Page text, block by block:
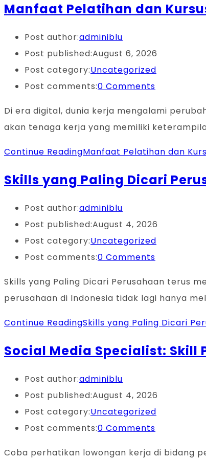
Manfaat Pelatihan dan
Post author:adminiblu
Post published:August 6, 2026
Post category:Uncategorized
Post comments:0 Comments
Di era digital, dunia kerja mengalami
akan tenaga kerja yang memiliki
Continue ReadingManfaat Pelatihan dan
Skills yang Paling Dicari
Post author:adminiblu
Post published:August 4, 2026
Post category:Uncategorized
Post comments:0 Comments
Skills yang Paling Dicari Perusahaan terus
perusahaan di Indonesia tidak lagi hanya
Continue ReadingSkills yang Paling Dicari
Social Media Specialist:
Post author:adminiblu
Post published:August 4, 2026
Post category:Uncategorized
Post comments:0 Comments
Coba perhatikan lowongan kerja di bidang